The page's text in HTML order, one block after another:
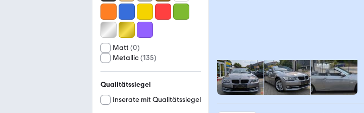
Matt (0)
Metallic(135)
Qualitätssiegel
Inserate mit Qualitätssiegel